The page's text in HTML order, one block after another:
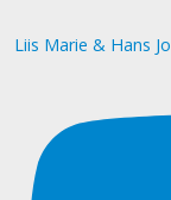
Liis Marie & Hans